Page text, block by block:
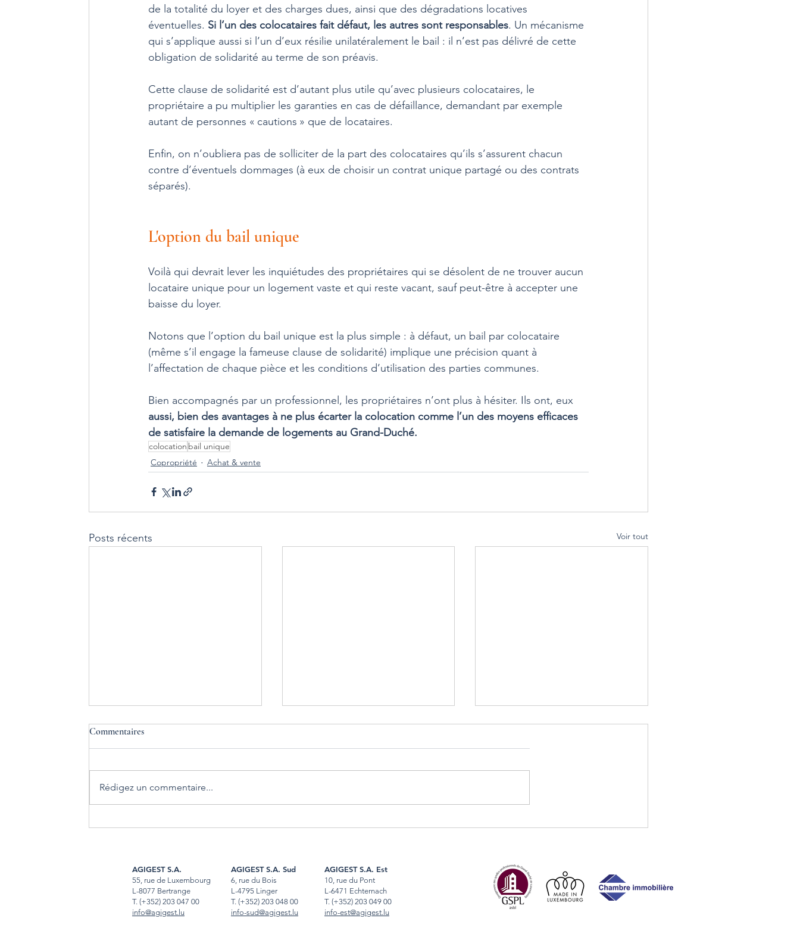
de la totalité du loyer et des charges dues, ainsi que des dégradations locatives
éventuelles. Si l’un des colocataires fait défaut, les autres sont responsables. Un mécanisme
qui s’applique aussi si l’un d’eux résilie unilatéralement le bail : il n’est pas délivré de cette
obligation de solidarité au terme de son préavis.
Cette clause de solidarité est d’autant plus utile qu’avec plusieurs colocataires, le
propriétaire a pu multiplier les garanties en cas de défaillance, demandant par exemple
autant de personnes « cautions » que de locataires.
Enfin, on n’oubliera pas de solliciter de la part des colocataires qu’ils s’assurent chacun
contre d’éventuels dommages (à eux de choisir un contrat unique partagé ou des contrats
séparés).
L'option du bail unique
Voilà qui devrait lever les inquiétudes des propriétaires qui se désolent de ne trouver aucun
locataire unique pour un logement vaste et qui reste vacant, sauf peut-être à accepter une
baisse du loyer.
Notons que l’option du bail unique est la plus simple : à défaut, un bail par colocataire
(même s’il engage la fameuse clause de solidarité) implique une précision quant à
l’affectation de chaque pièce et les conditions d’utilisation des parties communes.
Bien accompagnés par un professionnel, les propriétaires n’ont plus à hésiter. Ils ont, eux
aussi, bien des avantages à ne plus écarter la colocation comme l’un des moyens efficaces
de satisfaire la demande de logements au Grand-Duché.
colocation bail unique
Copropriété
Achat & vente
Posts récents Voir tout
Commentaires
Rédigez un commentaire...
AGIGEST S.A.
55, rue de Luxembourg
L-8077 Bertrange
T. (+352) 203 047 00
info@agigest.lu
AGIGEST S.A. Sud
6, rue du Bois
L-4795 Linger
T. (+352) 203 048 00
info-sud@agigest.lu
AGIGEST S.A. Est
10, rue du Pont
L-6471 Echternach
T. (+352) 203 049 00
info-est@agigest.lu